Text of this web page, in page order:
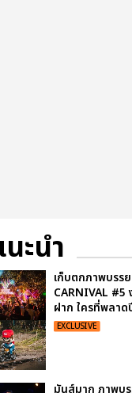
ะนำ
เก็บตกภาพบรรย
CARNIVAL #5
ฝาก ใครที่พลา
EXCLUSIVE
มันส์มาก ภาพบ